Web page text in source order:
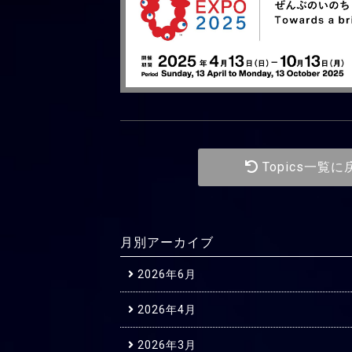
Topics一覧に
月別アーカイブ
2026年6月
2026年4月
2026年3月